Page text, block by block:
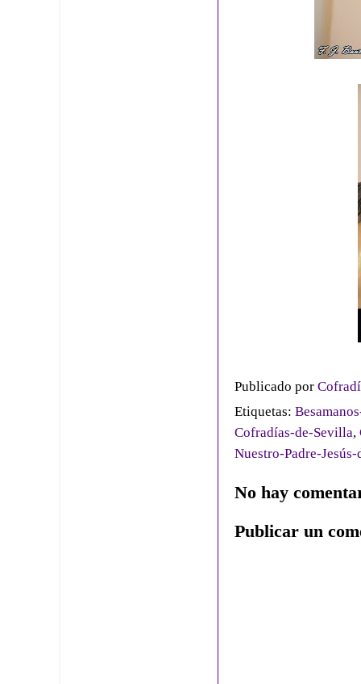
Publicado por
Etiquetas:
Cofradías-de-Sevilla,
Nuestro-Padre-
No hay
Publicar un